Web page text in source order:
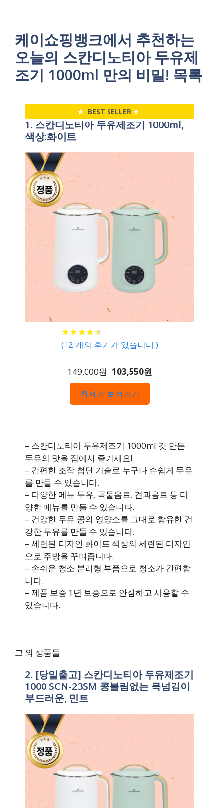
케이쇼핑뱅크에서 추천하는
오늘의 스칸디노티아 두유제
조기 1000ml 만의 비밀! 목록
★ BEST SELLER ★
1. 스칸디노티아 두유제조기 1000ml,
색상:화이트
★★★★★
★★★★★
(12 개의 후기가 있습니다.)
149,000원 103,550원
최저가 보러가기
– 스칸디노티아 두유제조기 1000ml 갓 만든
두유의 맛을 집에서 즐기세요!
– 간편한 조작 첨단 기술로 누구나 손쉽게 두유
를 만들 수 있습니다.
– 다양한 메뉴 두유, 곡물음료, 견과음료 등 다
양한 메뉴를 만들 수 있습니다.
– 건강한 두유 콩의 영양소를 그대로 함유한 건
강한 두유를 만들 수 있습니다.
– 세련된 디자인 화이트 색상의 세련된 디자인
으로 주방을 꾸며줍니다.
– 손쉬운 청소 분리형 부품으로 청소가 간편합
니다.
– 제품 보증 1년 보증으로 안심하고 사용할 수
있습니다.
그 외 상품들
2. [당일출고] 스칸디노티아 두유제조기
1000 SCN-23SM 콩불림없는 목넘김이
부드러운, 민트